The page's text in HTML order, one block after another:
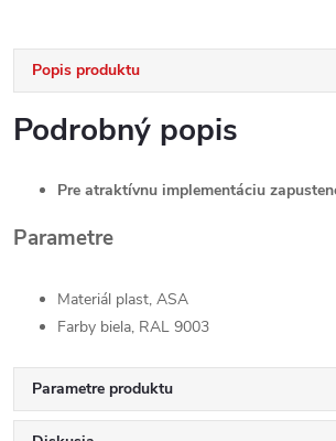
Popis produktu
Podrobný popis
Pre atraktívnu implementáciu
Parametre
Materiál plast, ASA
Farby biela, RAL 9003
Parametre produktu